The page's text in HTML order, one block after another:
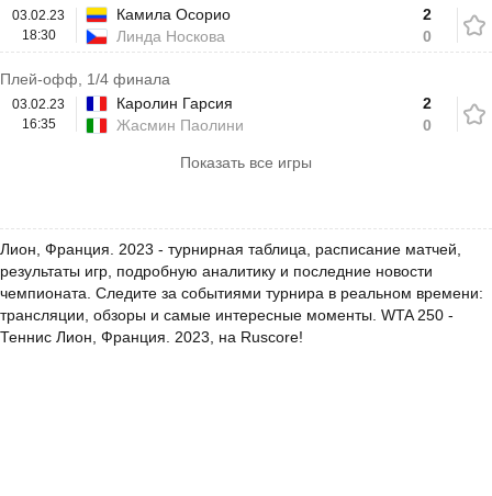
03.02.23
18:30
Камила Осорио
Линда Носкова
2
0
Плей-офф, 1/4 финала
03.02.23
16:35
Каролин Гарсия
Жасмин Паолини
2
0
Показать все игры
Лион, Франция. 2023 - турнирная таблица, расписание матчей,
результаты игр, подробную аналитику и последние новости
чемпионата. Следите за событиями турнира в реальном времени:
трансляции, обзоры и самые интересные моменты. WTA 250 -
Теннис Лион, Франция. 2023, на Ruscore!